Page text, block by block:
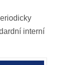
interní